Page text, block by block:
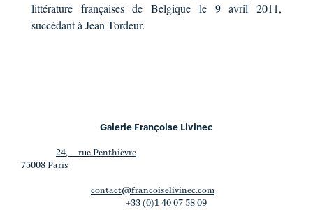
littérature françaises de Belgique le 9 avril 2011,
succédant à Jean Tordeur.
Galerie Françoise Livinec
24, rue Penthièvre
75008 Paris
contact@francoiselivinec.com
+33 (0)1 40 07 58 09